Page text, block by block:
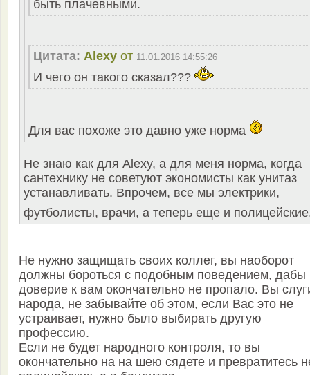
быть плачевными.
Цитата: Alexy от 11.01.2016 14:55:26
И чего он такого сказал???
Для вас похоже это давно уже норма
Не знаю как для Alexy, а для меня норма, когда
сантехнику не советуют экономисты как унитаз
устанавливать. Впрочем, все мы электрики,
футболисты, врачи, а теперь еще и
Не нужно защищать своих коллег, вы наоборот
должны бороться с подобным поведением, дабы
доверие к вам окончательно не пропало. Вы
народа, не забывайте об этом, если Вас это не
устраивает, нужно было выбирать другую
профессию.
Если не будет народного контроля, то вы
окончательно на на шею сядете и превратитесь